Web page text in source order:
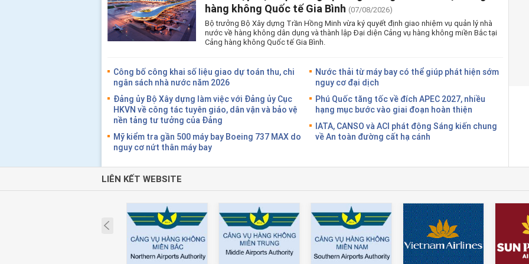
hàng không Quốc tế Gia Bình (07/08/2026)
Bộ trưởng Bộ Xây dựng Trần Hồng Minh vừa ký quyết định giao nhiệm vụ quản lý nhà
nước về hàng không dân dụng và thành lập Đại diện Cảng vụ hàng không miền Bắc tại
Cảng hàng không Quốc tế Gia Bình.
Công bố công khai số liệu giao dự toán thu, chi
ngân sách nhà nước năm 2026
Đảng ủy Bộ Xây dựng làm việc với Đảng ủy Cục
HKVN về công tác tuyên giáo, dân vận và bảo vệ
nền tảng tư tưởng của Đảng
Mỹ kiểm tra gần 500 máy bay Boeing 737 MAX do
nguy cơ nứt thân máy bay
Nước thải từ máy bay có thể giúp phát hiện sớm
nguy cơ đại dịch
Phú Quốc tăng tốc về đích APEC 2027, nhiều
hạng mục bước vào giai đoạn hoàn thiện
IATA, CANSO và ACI phát động Sáng kiến chung
về An toàn đường cất hạ cánh
LIÊN KẾT WEBSITE
Prev